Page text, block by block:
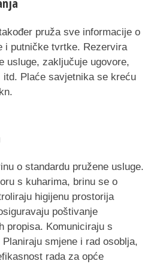
pruža sve informacije o
i putničke tvrtke. Rezervira
usluge, zaključuje ugovore,
Plaće savjetnika se kreću
o standardu pružene usluge.
s kuharima, brinu se o
higijenu prostorija
poštivanje
propisa. Komuniciraju s
smjene i rad osoblja,
rada za opće